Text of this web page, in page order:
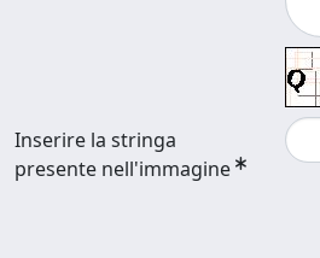
Inserire la stringa
presente nell'immagine